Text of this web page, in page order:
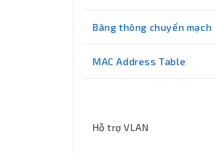
Băng thông chuyển mạch
MAC Address Table
Hỗ trợ VLAN